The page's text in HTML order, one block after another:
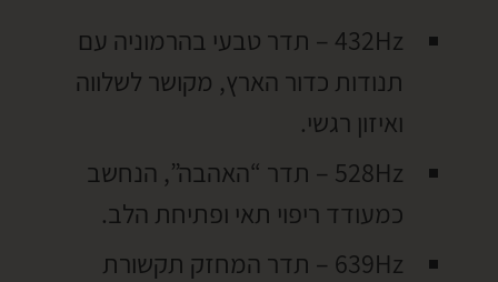
432Hz – תדר טבעי בהרמוניה עם
תנודות כדור הארץ, מקושר לשלווה
ואיזון רגשי.
528Hz – תדר “האהבה”, הנחשב
כמעודד ריפוי תאי ופתיחת הלב.
639Hz – תדר המחזק תקשורת